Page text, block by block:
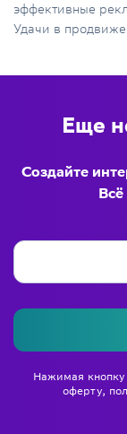
эффективные
Удачи в
Еще
Создайте
Нажимая
оферту,